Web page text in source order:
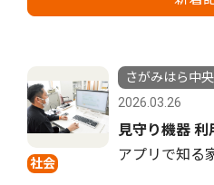
社会
さがみはら中
2026.03.26
見守り機器 利
アプリで知る